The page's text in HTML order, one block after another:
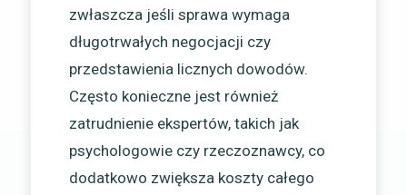
zwłaszcza jeśli sprawa wymaga
długotrwałych negocjacji czy
przedstawienia licznych dowodów.
Często konieczne jest również
zatrudnienie ekspertów, takich jak
psychologowie czy rzeczoznawcy, co
dodatkowo zwiększa koszty całego